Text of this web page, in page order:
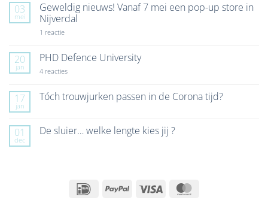
03
mei
Geweldig nieuws! Vanaf 7 mei een pop-up store in
Nijverdal
1 reactieop
Vanaf
7
mei
up
store
20
jan
PHD Defence University
4 reactiesop
University
17
jan
Tóch trouwjurken passen in de Corona tijd?
Tóch
01
dec
De sluier… welke lengte kies jij ?
IDeal PayPal Visa